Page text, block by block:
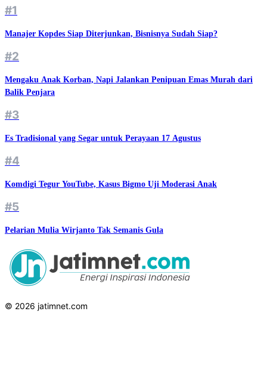
#1
Manajer Kopdes Siap Diterjunkan, Bisnisnya Sudah Siap?
#2
Mengaku Anak Korban, Napi Jalankan Penipuan Emas Murah dari
Balik Penjara
#3
Es Tradisional yang Segar untuk Perayaan 17 Agustus
#4
Komdigi Tegur YouTube, Kasus Bigmo Uji Moderasi Anak
#5
Pelarian Mulia Wirjanto Tak Semanis Gula
© 2026 jatimnet.com